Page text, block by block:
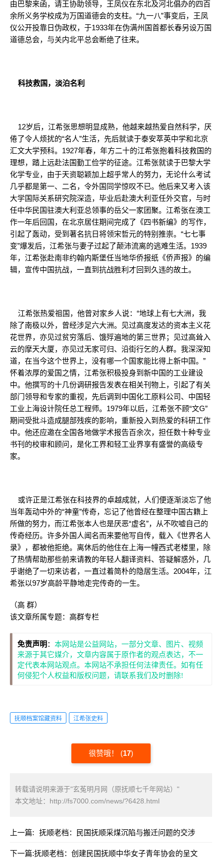
由巴黎来函，请王协助领导，王凤仪在东北及河北倡办的四百
余所义务学校成为万国道德会的支柱。“九一八”事变后，王凤
仪公开投靠日伪政权，于1933年在伪满州国首都长春另设万国
道德总会，与关内北平总会断绝了往来。
科技救国，淡泊名利
12岁后，江希张思想明显成熟，他越来越热爱自然科学，厌
倦了令人烦扰的“名人”生活，先后就读于泰安萃英中学和北京
汇文大学预科。1927年春，年方二十的江希张抱着科技救国的
理想，踏上远赴法国勤工俭学的征途。江希张就读于巴黎大学
化学专业，由于天资聪颖加上超乎常人的努力，无论什么考试
几乎都是第一、二名，令外国同学惊叹不已。他后来又考入该
大学国际关系研究院深造，毕业后赴澳大利亚任外交官，与时
任中华民国驻澳大利亚总领事的岳父一家团聚。江希张在澳工
作一年后回国，在北京居住期间完成了《四书新编》的写作，
引起了轰动，受到著名抗日将领宋哲元的特别推崇。“七七事
变”爆发后，江希张与妻子过起了颠沛流离的逃难生活。1939
年，江希张赴南非约翰内斯堡任当地华侨报纸《侨声报》的编
辑，宣传中国抗战，一直到抗战胜利才回到久违的故土。
江希张热爱祖国，他曾对家乡人说：“地球上有七大洲，我
除了南极以外，曾经涉足六大洲。见过高度发达的资本主义花
花世界，亦见过贫穷落后、饿殍遍地的第三世界；见过高耸入
云的摩天大厦，亦见过无家可归、沿街行乞的人群。我深深知
道，在当今这个世界上，没有哪一个国家能比得上新中国。”
怀着浓厚的爱国之情，江希张积极投身到新中国的工业建设
中。他撰写的十几份调研报告发表在相关刊物上，引起了有关
部门领导和专家的重视，先后调到中国化工原料公司、中国轻
工业上海设计院任总工程师。1979年以后，江希张不顾“文G”
期间受批斗造成腿部残疾的影响，重新投入到热爱的科研工作
中。他还应邀在全国各地做学术报告百余次，担任数十种专业
书刊的校审和顾问，是化工界和轻工业界享有盛誉的高级专
家。
或许正是江希张在科技界的卓越成就，人们便逐渐淡忘了他
当年轰动中外的“神童”传奇，忘记了他曾经在整理中国古籍上
所做的努力，而江希张本人也是厌恶“虚名”，从不吹嘘自己的
传奇经历。许多外国人闻名而来要他写自传，载入《世界名人
录》，都被他拒绝。离休后的他住在上海一幢西式老楼里，除
了热情帮助那些前来请教的年轻人翻译资料、答疑解惑外，几
乎谢绝了一切来访者，一直过着简朴的隐居生活。2004年，江
希张以97岁高龄平静地走完传奇的一生。
（高 群）
该文章所属专题： 高群专栏
免责声明 ： 本网站是公益网站，一部分文章、图片、视频
来源于其它媒介，文章内容属于原作者的观点表达，不一
定代表本网站观点。本网站不承担任何法律责任。如有任
何侵犯个人权益和版权问题，请联系我们及时删除!
抚顺档案馆藏资料 江希张史料
很赞哦！ (17)
转载请说明来源于"玄菟明月网（原抚顺七千年网站）"
本文地址： http://fs7000.com/news/?6428.html
上一篇: 抚顺老档：民国抚顺采煤沉陷与搬迁问题的交涉
下一篇:抚顺老档：创建民国抚顺中华女子青年协会的呈文